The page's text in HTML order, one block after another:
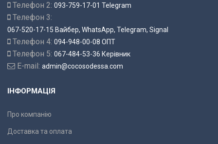
Телефон 2: 093-759-17-01 Telegram
Телефон 3:
067-520-17-15 Вайбер, WhatsApp, Telegram, Signal
Телефон 4: 094-948-00-08 ОПТ
Телефон 5: 067-484-53-36 Керівник
E-mail: admin@cocosodessa.com
ІНФОРМАЦІЯ
Про компанію
Доставка та оплата